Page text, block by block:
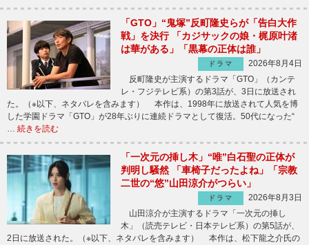
「GTO」“鬼塚”反町隆史らが「告白大作
戦」を決行 「カジサックの娘・梶原叶渚
は華がある」「黒幕の正体は誰」
ドラマ
2026年8月4日
反町隆史が主演するドラマ「GTO」（カンテ
レ・フジテレビ系）の第3話が、3日に放送され
た。（※以下、ネタバレを含みます） 本作は、1998年に放送されて人気を博
した学園ドラマ「GTO」が28年ぶりに連続ドラマとして復活。50代になった“
… 続きを読む
「一次元の挿し木」“唯”白石聖の正体が
判明し騒然 「車椅子だったよね」「宗教
二世の“悠”山田涼介がつらい」
ドラマ
2026年8月3日
山田涼介が主演するドラマ「一次元の挿し
木」（読売テレビ・日本テレビ系）の第5話が、
2日に放送された。（※以下、ネタバレを含みます） 本作は、松下龍之介氏の